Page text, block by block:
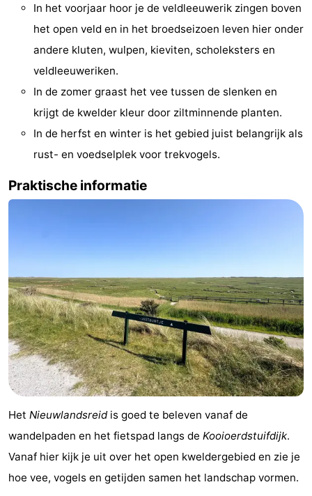
Wandelen
Paardrijden
Surfen
Wadlopen
drinken
Vuurtoren
Forum
Route
-
Boot
Waddenhoppen
Nieuws
Medische
In het voorjaar hoor je de veldleeuwerik zingen boven
het open veld en in het broedseizoen leven hier onder
andere kluten, wulpen, kieviten, scholeksters en
veldleeuweriken.
In de zomer graast het vee tussen de slenken en
krijgt de kwelder kleur door ziltminnende planten.
In de herfst en winter is het gebied juist belangrijk als
rust- en voedselplek voor trekvogels.
Praktische informatie
Het Nieuwlandsreidis goed te beleven vanaf de
wandelpaden en het fietspad langs de Kooioerdstuifdijk.
Vanaf hier kijk je uit over het open kweldergebied en zie je
hoe vee, vogels en getijden samen het landschap vormen.